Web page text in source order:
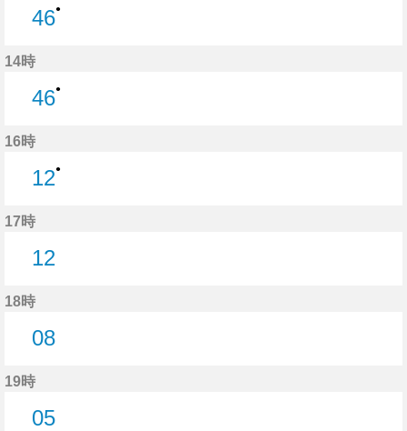
46●
14時
46●
16時
12●
17時
12
18時
08
19時
05